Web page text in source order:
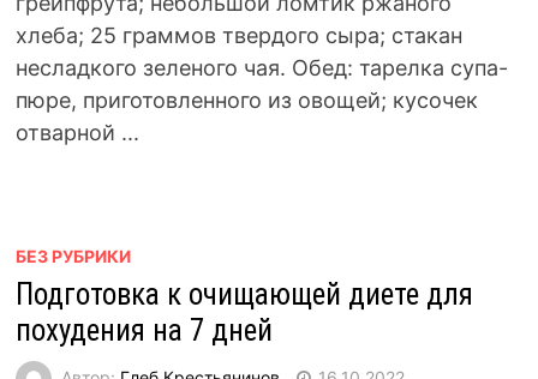
хлеба; 25 граммов твердого сыра; стакан
несладкого зеленого чая. Обед: тарелка супа-
пюре, приготовленного из овощей; кусочек
отварной ...
БЕЗ РУБРИКИ
Подготовка к очищающей диете для
похудения на 7 дней